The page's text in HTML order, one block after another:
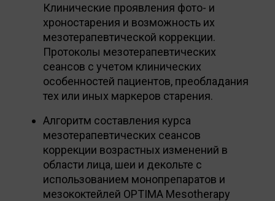
Клинические проявления фото- и
хроностарения и возможность их
мезотерапевтической коррекции.
Протоколы мезотерапевтических
сеансов с учетом клинических
особенностей пациентов, преобладания
тех или иных маркеров старения.
Алгоритм составления курса
мезотерапевтических сеансов
коррекции возрастных изменений в
области лица, шеи и декольте с
использованием монопрепаратов и
мезококтейлей OPTIMA Mesotherapy